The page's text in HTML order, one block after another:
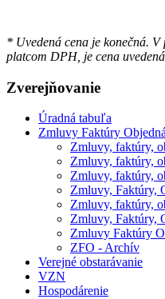
* Uvedená cena je konečná.
platcom DPH, je cena
Zverejňovanie
Úradná tabuľa
Zmluvy Faktúry
Zmluvy, faktúry,
Zmluvy, faktúry,
Zmluvy, faktúry,
Zmluvy, Faktúry,
Zmluvy, faktúry,
Zmluvy, Faktúry,
Zmluvy Faktúry
ZFO - Archív
Verejné obstarávanie
VZN
Hospodárenie